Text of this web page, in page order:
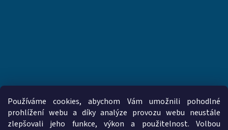
Používáme cookies, abychom Vám umožnili pohodlné
prohlížení webu a díky analýze provozu webu neustále
zlepšovali jeho funkce, výkon a použitelnost. Volbou